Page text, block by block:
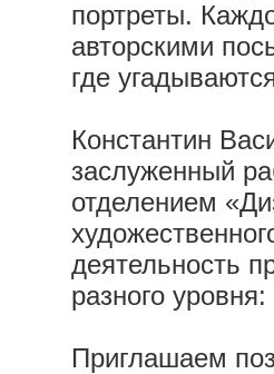
портреты.
авторскими
где
Константин
заслуженный
отделением
деятельность
разного
Приглашаем